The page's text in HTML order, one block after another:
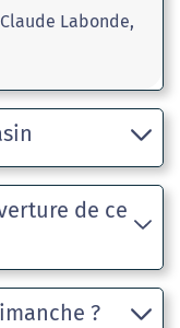
Labonde,
de ce
?